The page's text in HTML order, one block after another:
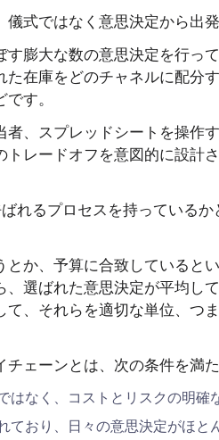
式ではなく意思決定から出発
膨大な数の意思決定を行っ
在庫をどのチャネルに配分
す。
、スプレッドシートを操作
レードオフを意図的に設計
れるプロセスを持っているか
か、予算に合致していると
選ばれた意思決定が平均し
、それらを適切な単位、つ
ェーンとは、次の条件を満
なく、コストとリスクの明確
おり、日々の意思決定がほと